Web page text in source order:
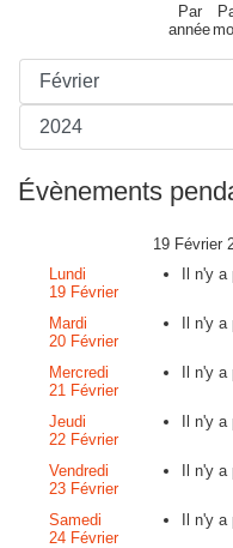
Par
année
Évènements
19 Février
Lundi
19 Février
Il n'y
Mardi
20 Février
Il n'y
Mercredi
21 Février
Il n'y
Jeudi
22 Février
Il n'y
Vendredi
23 Février
Il n'y
Samedi
24 Février
Il n'y